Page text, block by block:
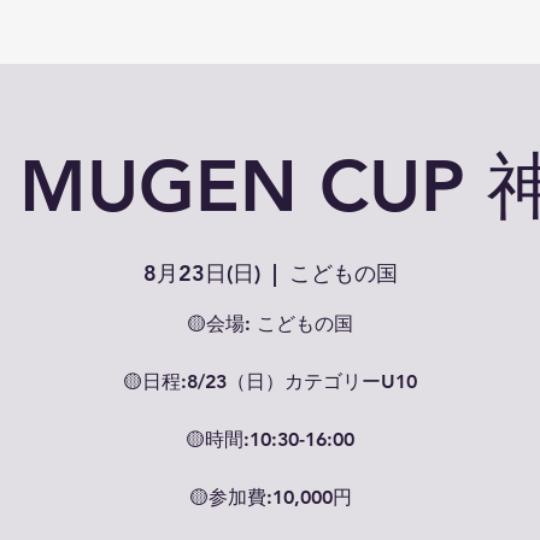
CUP
8月23日(日)
  |
こどもの国
🟡会場: こどもの国
🟡日程:8/23（日）カテゴリーU10
🟡時間:10:30-16:00
🟡参加費:10,000円